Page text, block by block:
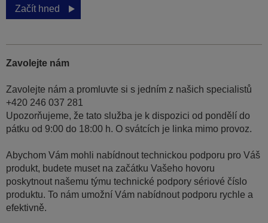
Začít hned
Zavolejte nám
Zavolejte nám a promluvte si s jedním z našich specialistů
+420 246 037 281
Upozorňujeme, že tato služba je k dispozici od pondělí do
pátku od 9:00 do 18:00 h. O svátcích je linka mimo provoz.
Abychom Vám mohli nabídnout technickou podporu pro Váš
produkt, budete muset na začátku Vašeho hovoru
poskytnout našemu týmu technické podpory sériové číslo
produktu. To nám umožní Vám nabídnout podporu rychle a
efektivně.